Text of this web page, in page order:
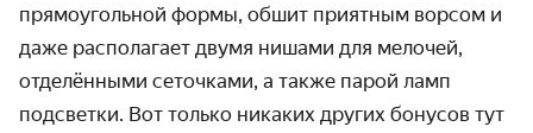
прямоугольной формы, обшит приятным ворсом и
даже располагает двумя нишами для мелочей,
отделёнными сеточками, а также парой ламп
подсветки. Вот только никаких других бонусов тут